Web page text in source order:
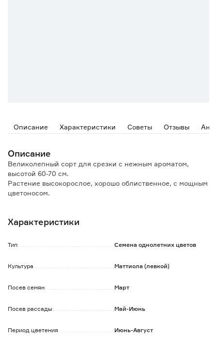
Описание Характеристики Советы Отзывы
Описание
Великолепный сорт для срезки с нежным ароматом,
высотой 60-70 см.
Растение высокорослое, хорошо облиственное, с мощным
цветоносом.
Холодостоек, предпочитает открытые солнечные места с
Используется для групповых и одиночных посадок на
Характеристики
Тип Семена однолетних цветов
Культура Маттиола (левкой)
Посев семян Март
Посев рассады Май-Июнь
Период цветения Июнь-Август